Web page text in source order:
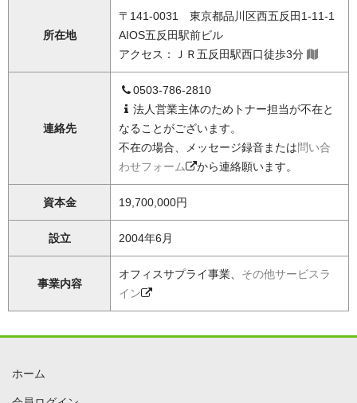
所在地
〒141-0031 東京都品川区西五反田1-11-1
AIOS五反田駅前ビル
アクセス：ＪＲ五反田駅西口徒歩3分
連絡先
0503-786-2810
法人営業主体のためトナー担当が不在と
なることがございます。
不在の場合、メッセージ録音または問い合
わせフォーム
から連絡願います。
資本金 19,700,000円
設立 2004年6月
事業内容
オフィスサプライ事業、 その他サービスラ
イン
ホーム